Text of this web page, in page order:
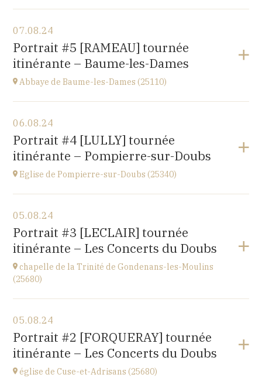
2 rue du Pont
25640 OUGNEY-DOUVOT
à18H00
07.08.24
Portrait #5 [RAMEAU] tournée
itinérante – Baume-les-Dames
Abbaye de Baume-les-Dames (25110)
Abbaye Sainte-Odile
place de l'abbaye, 25110 Baume-les-Dames
à20H00
06.08.24
Portrait #4 [LULLY] tournée
itinérante – Pompierre-sur-Doubs
Eglise de Pompierre-sur-Doubs (25340)
Eglise de Pompierre-sur-Doubs (25340)
3 chemin de l'église
à20H00
05.08.24
Portrait #3 [LECLAIR] tournée
itinérante – Les Concerts du Doubs
chapelle de la Trinité de Gondenans-les-Moulins
(25680)
Gondenans-les-Moulins
(25680)
à18H00
05.08.24
Portrait #2 [FORQUERAY] tournée
itinérante – Les Concerts du Doubs
église de Cuse-et-Adrisans (25680)